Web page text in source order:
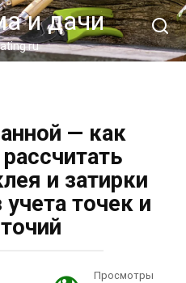
и дачи
— как
и затирки
точек и
Просмотры